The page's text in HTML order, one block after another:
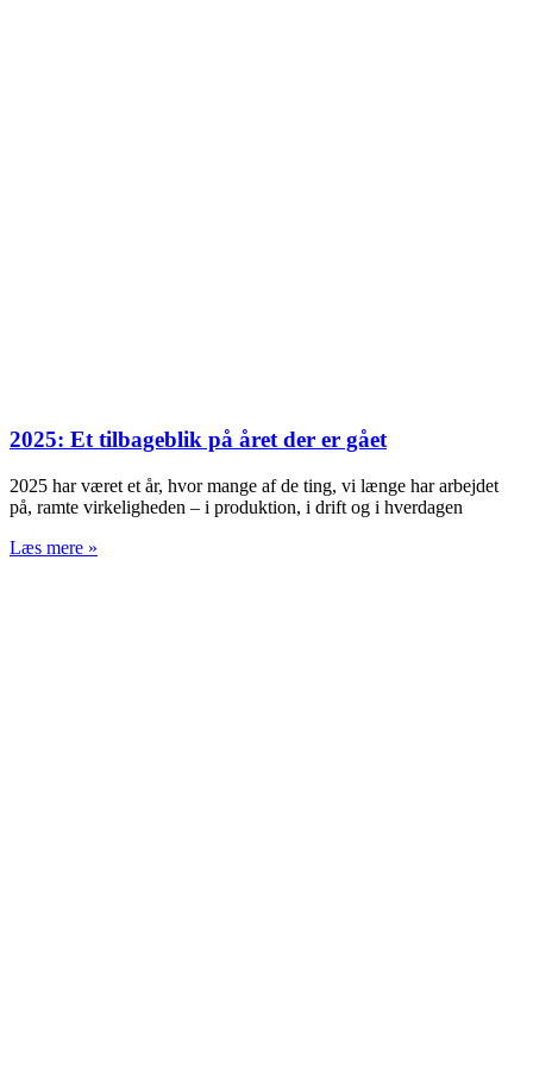
2025: Et tilbageblik på året der er gået
2025 har været et år, hvor mange af de ting, vi længe har arbejdet
på, ramte virkeligheden – i produktion, i drift og i hverdagen
Læs mere »